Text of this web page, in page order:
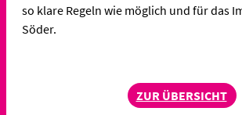
so klare Regeln wie möglich und für das
Söder.
ZUR ÜBERSICHT